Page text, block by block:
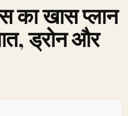
का खास प्लान
ड्रोन और